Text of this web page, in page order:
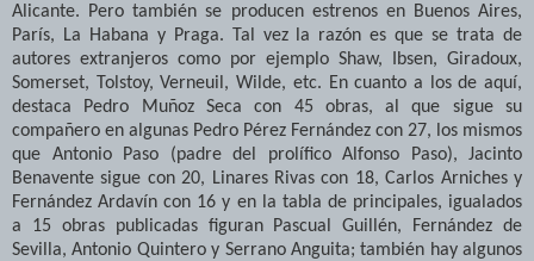
Alicante. Pero también se producen estrenos en Buenos Aires,
París, La Habana y Praga. Tal vez la razón es que se trata de
autores extranjeros como por ejemplo Shaw, Ibsen, Giradoux,
Somerset, Tolstoy, Verneuil, Wilde, etc. En cuanto a los de aquí,
destaca Pedro Muñoz Seca con 45 obras, al que sigue su
compañero en algunas Pedro Pérez Fernández con 27, los mismos
que Antonio Paso (padre del prolífico Alfonso Paso), Jacinto
Benavente sigue con 20, Linares Rivas con 18, Carlos Arniches y
Fernández Ardavín con 16 y en la tabla de principales, igualados
a 15 obras publicadas figuran Pascual Guillén, Fernández de
Sevilla, Antonio Quintero y Serrano Anguita; también hay algunos